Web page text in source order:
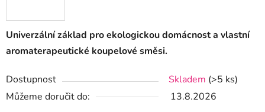
Univerzální základ pro ekologickou domácnost a vlastní
aromaterapeutické koupelové směsi.
Dostupnost Skladem (>5 ks)
Můžeme doručit do:
13.8.2026